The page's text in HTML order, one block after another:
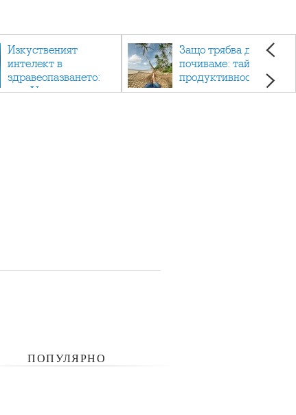
Изкуственият
интелект в
здравеопазването:
как AI променя
Защо трябва да си
почиваме: тайната на
продуктивността,
здравето и добрия
ПОПУЛЯРНО